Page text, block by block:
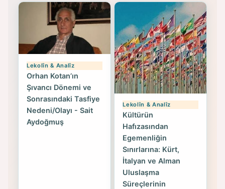
Lekolîn & Analîz
Orhan Kotan’ın
Şıvancı Dönemi ve
Sonrasındaki Tasfiye
Nedeni/Olayı - Sait
Aydoğmuş
Lekolîn & Analîz
Kültürün
Hafızasından
Egemenliğin
Sınırlarına: Kürt,
İtalyan ve Alman
Uluslaşma
Süreçlerinin